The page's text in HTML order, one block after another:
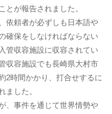
とが報告されました。
依頼者が必ずしも日本語や
確保をしなければならない
管収容施設に収容されてい
収容施設でも長崎県大村市
2時間かかり、打合せするに
ました。
、事件を通じて世界情勢や